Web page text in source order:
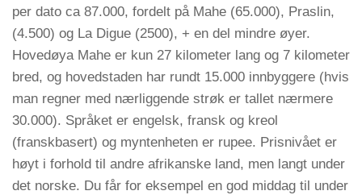
per dato ca 87.000, fordelt på Mahe (65.000), Praslin,
(4.500) og La Digue (2500), + en del mindre øyer.
Hovedøya Mahe er kun 27 kilometer lang og 7 kilometer
bred, og hovedstaden har rundt 15.000 innbyggere (hvis
man regner med nærliggende strøk er tallet nærmere
30.000). Språket er engelsk, fransk og kreol
(franskbasert) og myntenheten er rupee. Prisnivået er
høyt i forhold til andre afrikanske land, men langt under
det norske. Du får for eksempel en god middag til under